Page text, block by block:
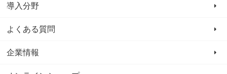
導入分野
よくある質問
企業情報